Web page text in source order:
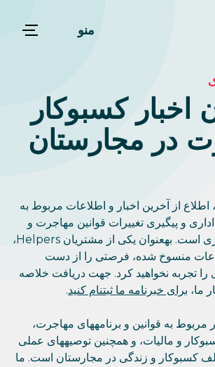
منو
اخبار کسبوکار
در مجارستان
از آخرین اخبار و اطلاعات مربوط به
و پیگیری تغییرات قوانین مهاجرت و
شرکتها بسیار ضروری است. بهعنوان یکی از مشتریان Helpers،
منسوخ شده، فرصتی را از دست
را تجربه نخواهید کرد. جهت دریافت خلاصه
ما، برای خبرنامه ما ثبتنام کنید.
مربوط به قوانین و برنامههای مهاجرت،
و مالیات، و همچنین توصیههای عملی
کسبوکار و زندگی در مجارستان است. ما